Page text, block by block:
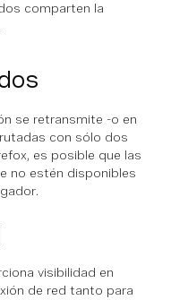
comparten la
se retransmite -o en
con sólo dos
es posible que las
no estén disponibles
visibilidad en
de red tanto para